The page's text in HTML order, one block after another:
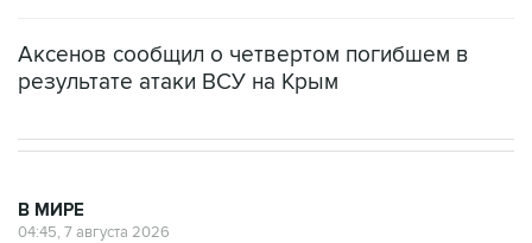
Аксенов сообщил о четвертом погибшем в
результате атаки ВСУ на Крым
В МИРЕ
04:45, 7 августа 2026